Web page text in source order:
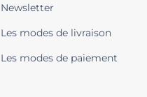
Newsletter
Les modes de livraison
Les modes de paiement